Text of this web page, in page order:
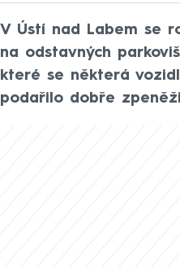
V Ústí nad Labem se
na odstavných
které se některá
podařilo dobře